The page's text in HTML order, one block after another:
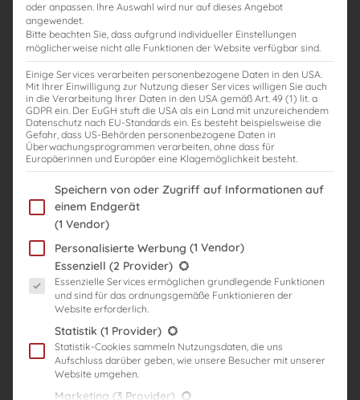
CATEGORY: Kurse
Fernkurs mit Rechtsstand: 2021
Course Access: 731Täglicher Zugang
$1895 Diesen Kurs nehmen
Kurs Overview
Herzlich willkommen!
Dieser Lehrgang ist ideal als umfassende
Vorbereitung auf das Steuerberaterexamen für
oder anpassen. Ihre Auswahl wird nur auf dieses Angebot
angewendet.
Bitte beachten Sie, dass aufgrund individueller Einstellungen
möglicherweise nicht alle Funktionen der Website verfügbar sind.
Einige Services verarbeiten personenbezogene Daten in den USA.
Mit Ihrer Einwilligung zur Nutzung dieser Services willigen Sie auch
in die Verarbeitung Ihrer Daten in den USA gemäß Art. 49 (1) lit. a
GDPR ein. Der EuGH stuft die USA als ein Land mit unzureichendem
Datenschutz nach EU-Standards ein. Es besteht beispielsweise die
Gefahr, dass US-Behörden personenbezogene Daten in
Überwachungsprogrammen verarbeiten, ohne dass für
Europäerinnen und Europäer eine Klagemöglichkeit besteht.
Im Folgenden finden Sie eine Liste der Zwecke des IAB
Speichern von oder Zugriff auf Informationen auf
einem Endgerät
(1 Vendor)
Personalisierte Werbung (1 Vendor)
Es folgt eine Liste der Service-Gruppen, für die eine Einwilligung
Essenziell (2 Provider)
Essenzielle Services ermöglichen grundlegende Funktionen
und sind für das ordnungsgemäße Funktionieren der
Website erforderlich.
Statistik (1 Provider)
Statistik-Cookies sammeln Nutzungsdaten, die uns
Aufschluss darüber geben, wie unsere Besucher mit unserer
Website umgehen.
Marketing (3 Provider)